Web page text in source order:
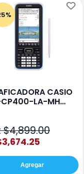
CASIO
LA-MH
$4,899.00
Agregar